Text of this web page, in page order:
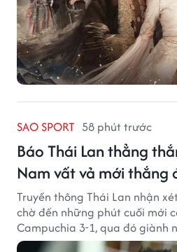
SAO SPORT 58 phút trước
Báo Thái Lan thẳng
Nam vất vả mới thắng
Truyền thông Thái Lan nhận
chờ đến những phút cuối mới
Campuchia 3-1, qua đó giành
Cup 2026.